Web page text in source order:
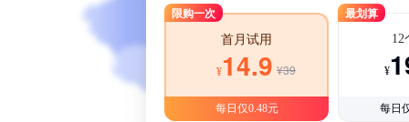
限购一次
首月试用
¥14.9 ¥39
每日仅0.48元
最划算
12
¥
每日